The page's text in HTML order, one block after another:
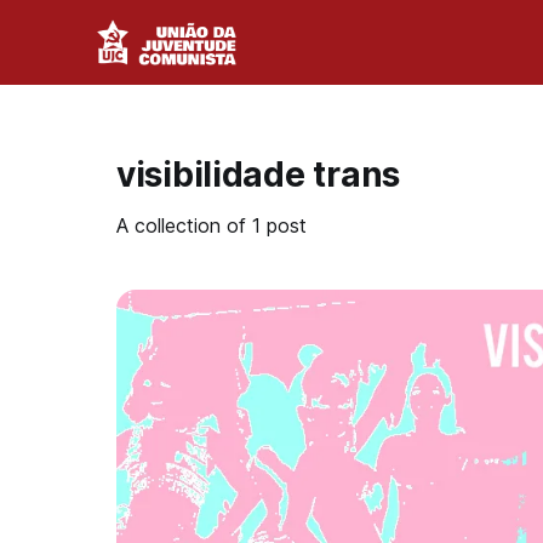
visibilidade trans
A collection of 1 post